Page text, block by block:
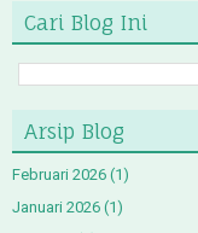
Cari Blog Ini
Arsip Blog
Februari 2026 (1)
Januari 2026 (1)